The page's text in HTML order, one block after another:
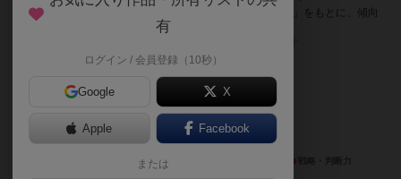
このゲームのトップページで投票された「プレイ感の評価」をもとに、傾向
が近いボードゲームをランキング形式で紹介します。
有
ログイン / 会員登録（10秒）
Google X
Apple Facebook
または